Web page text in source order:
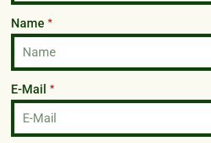
Name
E-Mail